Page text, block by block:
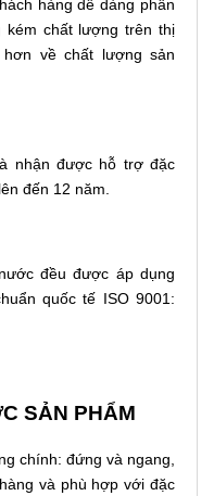
hàng dễ dàng phân
kém chất lượng trên thị
về chất lượng sản
nhận được hỗ trợ đặc
đến 12 năm.
đều được áp dụng
quốc tế ISO 9001:
SẢN PHẨM
chính: đứng và ngang,
và phù hợp với đặc